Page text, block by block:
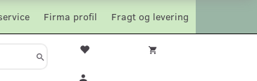
Fragt og levering
Firma profil